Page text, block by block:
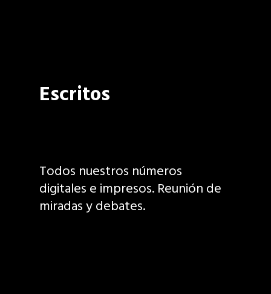
Escritos
Todos nuestros números
digitales e impresos. Reunión de
miradas y debates.